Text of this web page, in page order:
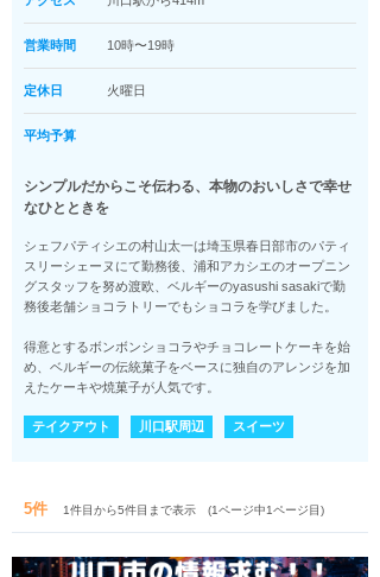
営業時間 10時〜19時
定休日 火曜日
平均予算
シンプルだからこそ伝わる、本物のおいしさで幸せ
なひとときを
シェフパティシエの村山太一は埼玉県春日部市のパティ
スリーシェーヌにて勤務後、浦和アカシエのオープニン
グスタッフを努め渡欧、ベルギーのyasushi sasakiで勤
務後老舗ショコラトリーでもショコラを学びました。
得意とするボンボンショコラやチョコレートケーキを始
め、ベルギーの伝統菓子をベースに独自のアレンジを加
えたケーキや焼菓子が人気です。
テイクアウト 川口駅周辺 スイーツ
5件 1件目から5件目まで表示 (1ページ中1ページ目)